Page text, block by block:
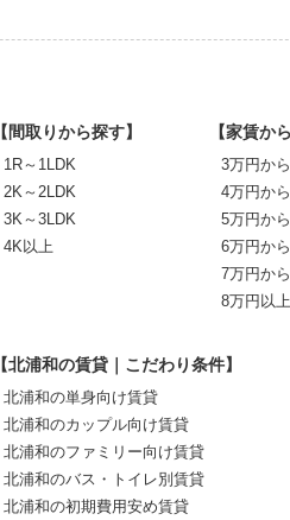
【間取りから探す】
1R～1LDK
2K～2LDK
3K～3LDK
4K以上
【家賃か
3万円か
4万円か
5万円か
6万円か
7万円か
8万円以上
【北浦和の賃貸｜こだわり条件】
北浦和の単身向け賃貸
北浦和のカップル向け賃貸
北浦和のファミリー向け賃貸
北浦和のバス・トイレ別賃貸
北浦和の初期費用安め賃貸